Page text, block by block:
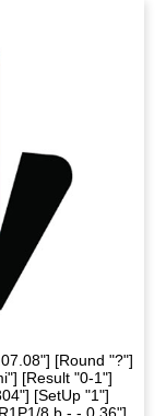
[Round "?"]
[Result "0-1"]
[SetUp "1"]